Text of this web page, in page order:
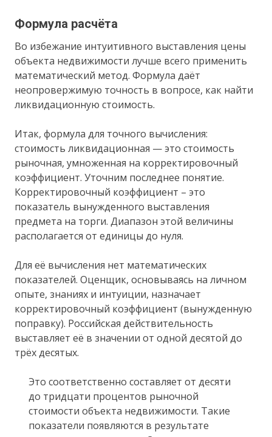
Формула расчёта
Во избежание интуитивного выставления цены
объекта недвижимости лучше всего применить
математический метод. Формула даёт
неопровержимую точность в вопросе, как найти
ликвидационную стоимость.
Итак, формула для точного вычисления:
стоимость ликвидационная — это стоимость
рыночная, умноженная на корректировочный
коэффициент. Уточним последнее понятие.
Корректировочный коэффициент – это
показатель вынужденного выставления
предмета на торги. Диапазон этой величины
располагается от единицы до нуля.
Для её вычисления нет математических
показателей. Оценщик, основываясь на личном
опыте, знаниях и интуиции, назначает
корректировочный коэффициент (вынужденную
поправку). Российская действительность
выставляет её в значении от одной десятой до
трёх десятых.
Это соответственно составляет от десяти
до тридцати процентов рыночной
стоимости объекта недвижимости. Такие
показатели появляются в результате